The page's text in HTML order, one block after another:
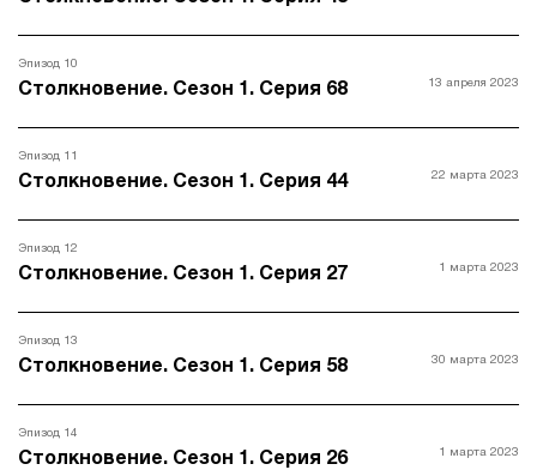
Эпизод 10
Столкновение. Сезон 1. Серия 68 13 апреля 2023
Эпизод 11
Столкновение. Сезон 1. Серия 44 22 марта 2023
Эпизод 12
Столкновение. Сезон 1. Серия 27 1 марта 2023
Эпизод 13
Столкновение. Сезон 1. Серия 58 30 марта 2023
Эпизод 14
Столкновение. Сезон 1. Серия 26 1 марта 2023